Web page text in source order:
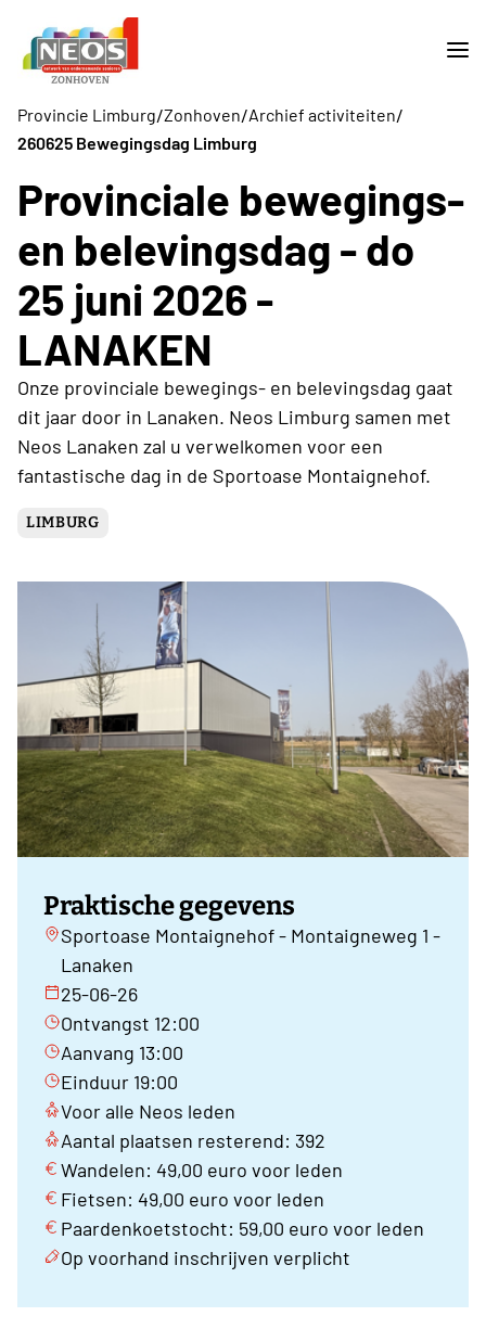
Provincie Limburg/Zonhoven/Archief activiteiten/
260625 Bewegingsdag Limburg
Provinciale bewegings-
en belevingsdag - do
25 juni 2026 -
LANAKEN
Onze provinciale bewegings- en belevingsdag gaat
dit jaar door in Lanaken. Neos Limburg samen met
Neos Lanaken zal u verwelkomen voor een
fantastische dag in de Sportoase Montaignehof.
LIMBURG
Praktische gegevens
Sportoase Montaignehof - Montaigneweg 1 -
Lanaken
25-06-26
Ontvangst 12:00
Aanvang 13:00
Einduur 19:00
Voor alle Neos leden
Aantal plaatsen resterend: 392
Wandelen: 49,00 euro voor leden
Fietsen: 49,00 euro voor leden
Paardenkoetstocht: 59,00 euro voor leden
Op voorhand inschrijven verplicht